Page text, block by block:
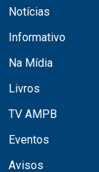
Notícias
Informativo
Na Mídia
Livros
TV AMPB
Eventos
Avisos